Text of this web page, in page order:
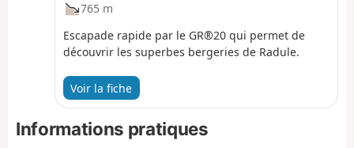
765 m
Escapade rapide par le GR®20 qui permet de
découvrir les superbes bergeries de Radule.
Voir la fiche
Informations pratiques